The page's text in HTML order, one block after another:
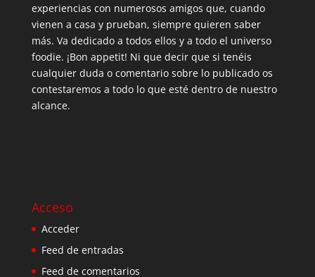
experiencias con numerosos amigos que, cuando
vienen a casa y prueban, siempre quieren saber
más. Va dedicado a todos ellos y a todo el universo
foodie. ¡Bon appetit! Ni que decir que si tenéis
cualquier duda o comentario sobre lo publicado os
contestaremos a todo lo que esté dentro de nuestro
alcance.
Acceso
Acceder
Feed de entradas
Feed de comentarios